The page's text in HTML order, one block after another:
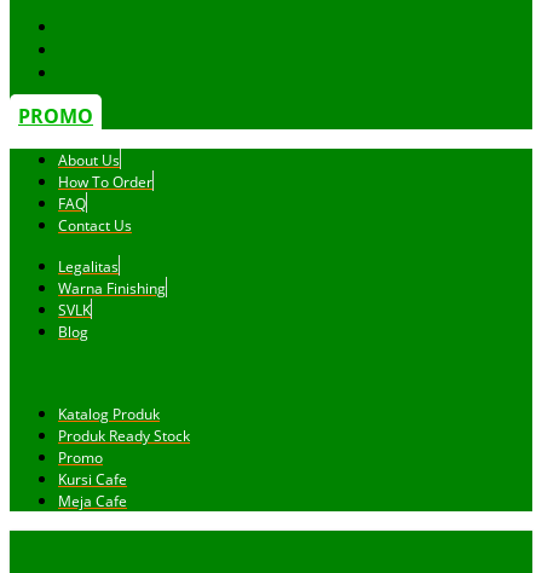
PROMO
About Us
How To Order
FAQ
Contact Us
Legalitas
Warna Finishing
SVLK
Blog
Katalog Produk
Produk Ready Stock
Promo
Kursi Cafe
Meja Cafe